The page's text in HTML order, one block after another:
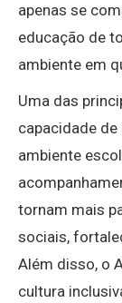
apenas se
educação de
ambiente em
Uma das
capacidade
ambiente
tornam mais
sociais,
Além disso, o
cultura